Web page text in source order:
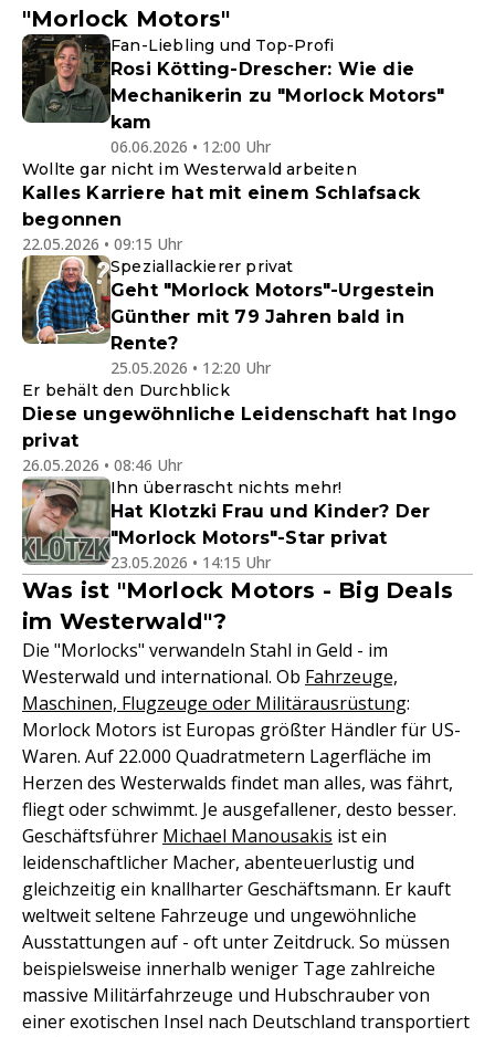
"Morlock Motors"
Fan-Liebling und Top-Profi
Rosi Kötting-Drescher: Wie die
Mechanikerin zu "Morlock Motors"
kam
06.06.2026 • 12:00 Uhr
Wollte gar nicht im Westerwald arbeiten
Kalles Karriere hat mit einem Schlafsack
begonnen
22.05.2026 • 09:15 Uhr
Speziallackierer privat
Geht "Morlock Motors"-Urgestein
Günther mit 79 Jahren bald in
Rente?
25.05.2026 • 12:20 Uhr
Er behält den Durchblick
Diese ungewöhnliche Leidenschaft hat Ingo
privat
26.05.2026 • 08:46 Uhr
Ihn überrascht nichts mehr!
Hat Klotzki Frau und Kinder? Der
"Morlock Motors"-Star privat
23.05.2026 • 14:15 Uhr
Was ist "Morlock Motors - Big Deals
im Westerwald"?
Die "Morlocks" verwandeln Stahl in Geld - im
Westerwald und international. Ob Fahrzeuge,
Maschinen, Flugzeuge oder Militärausrüstung:
Morlock Motors ist Europas größter Händler für US-
Waren. Auf 22.000 Quadratmetern Lagerfläche im
Herzen des Westerwalds findet man alles, was fährt,
fliegt oder schwimmt. Je ausgefallener, desto besser.
Geschäftsführer Michael Manousakis ist ein
leidenschaftlicher Macher, abenteuerlustig und
gleichzeitig ein knallharter Geschäftsmann. Er kauft
weltweit seltene Fahrzeuge und ungewöhnliche
Ausstattungen auf - oft unter Zeitdruck. So müssen
beispielsweise innerhalb weniger Tage zahlreiche
massive Militärfahrzeuge und Hubschrauber von
einer exotischen Insel nach Deutschland transportiert